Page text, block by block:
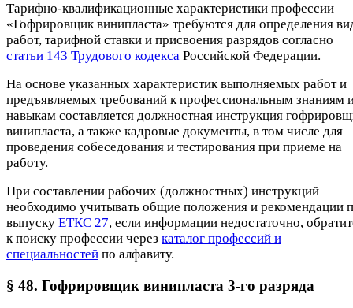
Тарифно-квалификационные характеристики профессии
«Гофрировщик винипласта» требуются для определения
работ, тарифной ставки и присвоения разрядов согласно
статьи 143 Трудового кодекса Российской Федерации.
На основе указанных характеристик выполняемых работ и
предъявляемых требований к профессиональным знаниям
навыкам составляется должностная инструкция
винипласта, а также кадровые документы, в том числе для
проведения собеседования и тестирования при приеме на
работу.
При составлении рабочих (должностных) инструкций
необходимо учитывать общие положения и рекомендации
выпуску ЕТКС 27, если информации недостаточно,
к поиску профессии через каталог профессий и
специальностей по алфавиту.
§ 48. Гофрировщик винипласта 3-го разряда